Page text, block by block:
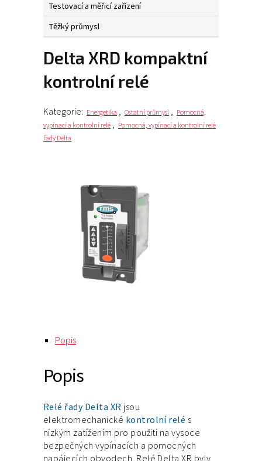
Testovací a měřicí zařízení
Těžký průmysl
Delta XRD kompaktní
kontrolní relé
Kategorie: Energetika , Ostatní průmysl , Pomocná,
vypínací a kontrolní relé , Pomocná, vypínací a kontrolní relé
řady Delta
Popis
Popis
Relé řady Delta XR jsou
elektromechanické kontrolní relé s
nízkým zatížením pro použití na vysoce
bezpečných vypínacích a pomocných
napájecích obvodech. Relé Delta XR byly